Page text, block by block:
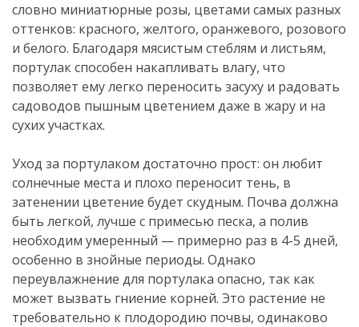
словно миниатюрные розы, цветами самых разных
оттенков: красного, желтого, оранжевого, розового
и белого. Благодаря мясистым стеблям и листьям,
портулак способен накапливать влагу, что
позволяет ему легко переносить засуху и радовать
садоводов пышным цветением даже в жару и на
сухих участках.
Уход за портулаком достаточно прост: он любит
солнечные места и плохо переносит тень, в
затенении цветение будет скудным. Почва должна
быть легкой, лучше с примесью песка, а полив
необходим умеренный — примерно раз в 4-5 дней,
особенно в знойные периоды. Однако
переувлажнение для портулака опасно, так как
может вызвать гниение корней. Это растение не
требовательно к плодородию почвы, одинаково